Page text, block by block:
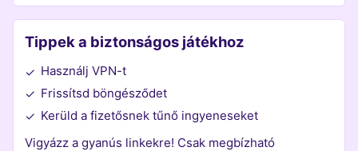
Tippek a biztonságos játékhoz
✓ Használj VPN-t
✓ Frissítsd böngésződet
✓ Kerüld a fizetősnek tűnő ingyeneseket
Vigyázz a gyanús linkekre! Csak megbízható